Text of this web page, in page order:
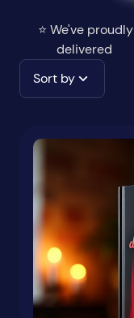
⭐ We've proudly
delivered
Sort by